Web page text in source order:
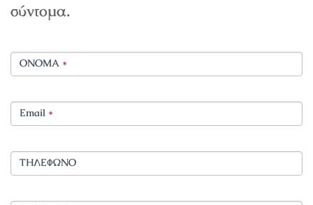
σύντομα.
ΟΝΟΜΑ *
Email *
ΤΗΛΕΦΩΝΟ